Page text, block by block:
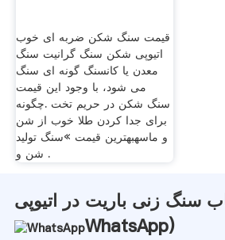
قیمت سنگ شکن ضربه ای خوب
اتیوپی شکن سنگ گرانیت سنگ
معدن یا کانسنگ گونه ای سنگ
می شود، با وجود این قیمت
سنگ شکن در حریم تخت .چگونه
برای جدا کردن طلا خوب از شن
و ماسهبهترین قیمت »سنگ تولید
شن و .
WhatsApp)